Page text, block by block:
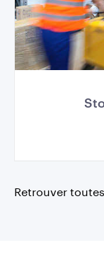
Retrouver